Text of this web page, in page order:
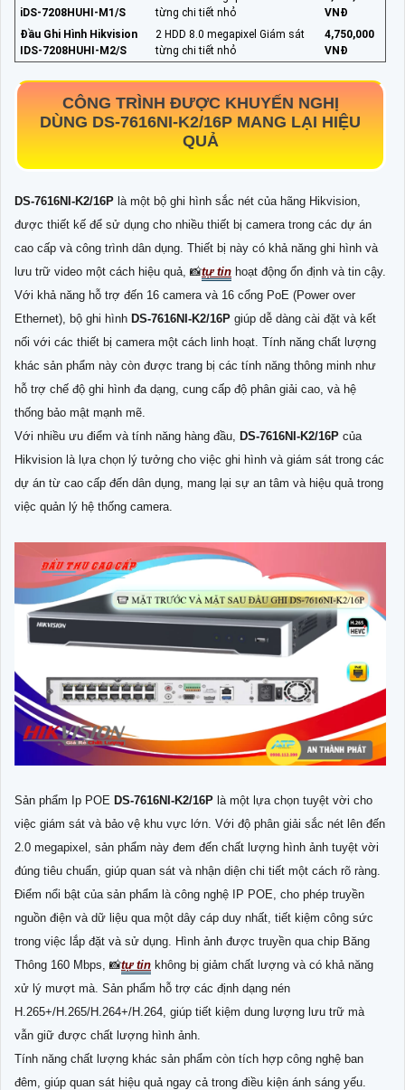
iDS-7208HUHI-M1/S
từng chi tiết nhỏ
VNĐ
Đầu Ghi Hình Hikvision
IDS-7208HUHI-M2/S
2 HDD 8.0 megapixel Giám sát
từng chi tiết nhỏ
4,750,000
VNĐ
CÔNG TRÌNH ĐƯỢC KHUYẾN NGHỊ
DÙNG DS-7616NI-K2/16P MANG LẠI HIỆU
QUẢ
DS-7616NI-K2/16P là một bộ ghi hình sắc nét của hãng Hikvision,
được thiết kế để sử dụng cho nhiều thiết bị camera trong các dự án
cao cấp và công trình dân dụng. Thiết bị này có khả năng ghi hình và
lưu trữ video một cách hiệu quả, 📸tự tin hoạt động ổn định và tin cậy.
Với khả năng hỗ trợ đến 16 camera và 16 cổng PoE (Power over
Ethernet), bộ ghi hình DS-7616NI-K2/16P giúp dễ dàng cài đặt và kết
nối với các thiết bị camera một cách linh hoạt. Tính năng chất lượng
khác sản phẩm này còn được trang bị các tính năng thông minh như
hỗ trợ chế độ ghi hình đa dạng, cung cấp độ phân giải cao, và hệ
thống bảo mật mạnh mẽ.
Với nhiều ưu điểm và tính năng hàng đầu, DS-7616NI-K2/16P của
Hikvision là lựa chọn lý tưởng cho việc ghi hình và giám sát trong các
dự án từ cao cấp đến dân dụng, mang lại sự an tâm và hiệu quả trong
việc quản lý hệ thống camera.
Sản phẩm Ip POE DS-7616NI-K2/16P là một lựa chọn tuyệt vời cho
việc giám sát và bảo vệ khu vực lớn. Với độ phân giải sắc nét lên đến
2.0 megapixel, sản phẩm này đem đến chất lượng hình ảnh tuyệt vời
đúng tiêu chuẩn, giúp quan sát và nhận diện chi tiết một cách rõ ràng.
Điểm nổi bật của sản phẩm là công nghệ IP POE, cho phép truyền
nguồn điện và dữ liệu qua một dây cáp duy nhất, tiết kiệm công sức
trong việc lắp đặt và sử dụng. Hình ảnh được truyền qua chip Băng
Thông 160 Mbps, 📸tự tin không bị giảm chất lượng và có khả năng
xử lý mượt mà. Sản phẩm hỗ trợ các định dạng nén
H.265+/H.265/H.264+/H.264, giúp tiết kiệm dung lượng lưu trữ mà
vẫn giữ được chất lượng hình ảnh.
Tính năng chất lượng khác sản phẩm còn tích hợp công nghệ ban
đêm, giúp quan sát hiệu quả ngay cả trong điều kiện ánh sáng yếu.